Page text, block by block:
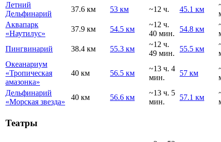
Летний
Дельфинарий
37.6 км 53 км ~12 ч. 45.1 км
Аквапарк
«Наутилус»
37.9 км 54.5 км
~12 ч.
40 мин.
54.8 км
Пингвинарий
38.4 км 55.3 км
~12 ч.
49 мин.
55.5 км
Океанариум
«Тропическая
амазонка»
40 км 56.5 км
~13 ч. 4
мин.
57 км
Дельфинарий
«Морская звезда»
40 км 56.6 км
~13 ч. 5
мин.
57.1 км
Театры